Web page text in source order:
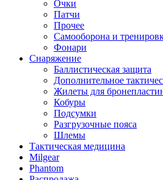
Очки
Патчи
Прочее
Самооборона и
Фонари
Снаряжение
Баллистическая защита
Дополнительное
Жилеты для
Кобуры
Подсумки
Разгрузочные пояса
Шлемы
Тактическая медицина
Milgear
Phantom